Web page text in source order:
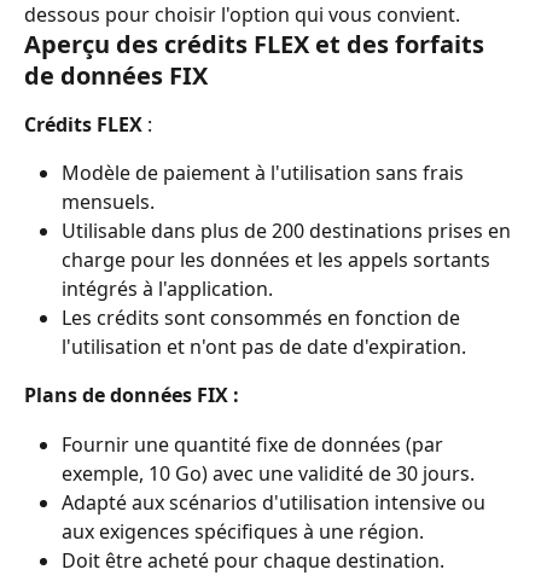
dessous pour choisir l'option qui vous convient.
Aperçu des crédits FLEX et des forfaits
de données FIX
Crédits FLEX :
Modèle de paiement à l'utilisation sans frais
mensuels.
Utilisable dans plus de 200 destinations prises en
charge pour les données et les appels sortants
intégrés à l'application.
Les crédits sont consommés en fonction de
l'utilisation et n'ont pas de date d'expiration.
Plans de données FIX :
Fournir une quantité fixe de données (par
exemple, 10 Go) avec une validité de 30 jours.
Adapté aux scénarios d'utilisation intensive ou
aux exigences spécifiques à une région.
Doit être acheté pour chaque destination.